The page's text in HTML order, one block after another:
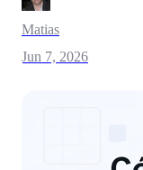
Matias
Jun 7, 2026